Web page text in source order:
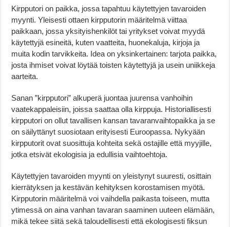
Kirpputori on paikka, jossa tapahtuu käytettyjen tavaroiden
myynti. Yleisesti ottaen kirpputorin määritelmä viittaa
paikkaan, jossa yksityishenkilöt tai yritykset voivat myydä
käytettyjä esineitä, kuten vaatteita, huonekaluja, kirjoja ja
muita kodin tarvikkeita. Idea on yksinkertainen: tarjota paikka,
josta ihmiset voivat löytää toisten käytettyjä ja usein uniikkeja
aarteita.
Sanan ”kirpputori” alkuperä juontaa juurensa vanhoihin
vaatekappaleisiin, joissa saattaa olla kirppuja. Historiallisesti
kirpputori on ollut tavallisen kansan tavaranvaihtopaikka ja se
on säilyttänyt suosiotaan erityisesti Euroopassa. Nykyään
kirpputorit ovat suosittuja kohteita sekä ostajille että myyjille,
jotka etsivät ekologisia ja edullisia vaihtoehtoja.
Käytettyjen tavaroiden myynti on yleistynyt suuresti, osittain
kierrätyksen ja kestävän kehityksen korostamisen myötä.
Kirpputorin määritelmä voi vaihdella paikasta toiseen, mutta
ytimessä on aina vanhan tavaran saaminen uuteen elämään,
mikä tekee siitä sekä taloudellisesti että ekologisesti fiksun